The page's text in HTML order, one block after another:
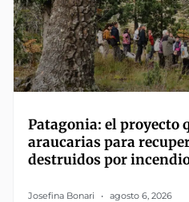
Patagonia: el proyecto
araucarias para
destruidos por
Josefina Bonari agosto 6, 2026